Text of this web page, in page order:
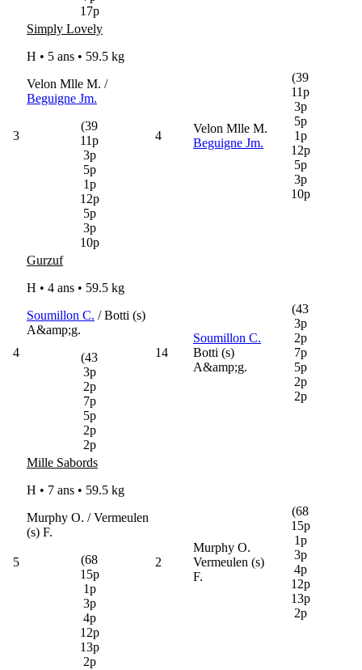
17p
3
Simply Lovely
H • 5 ans • 59.5 kg
Velon Mlle M. /
Beguigne Jm.
(39
11p
3p
5p
1p
12p
5p
3p
10p
4
Velon Mlle M.
Beguigne Jm.
(39
11p
3p
5p
1p
12p
5p
3p
10p
4
Gurzuf
H • 4 ans • 59.5 kg
Soumillon C. / Botti (s)
A&amp;g.
(43
3p
2p
7p
5p
2p
2p
14
Soumillon C.
Botti (s)
A&amp;g.
(43
3p
2p
7p
5p
2p
2p
5
Mille Sabords
H • 7 ans • 59.5 kg
Murphy O. / Vermeulen
(s) F.
(68
15p
1p
3p
4p
12p
13p
2p
2
Murphy O.
Vermeulen (s)
F.
(68
15p
1p
3p
4p
12p
13p
2p